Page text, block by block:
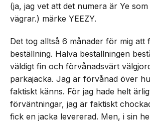
(ja, jag vet att det numera är Ye
vägrar.) märke YEEZY.
Det tog alltså 6 månader för mig att
beställning. Halva beställningen
väldigt fin och förvånadsvärt
parkajacka. Jag är förvånad över
faktiskt känns. För jag hade helt
förväntningar, jag är faktiskt
fick en jacka levererad. Men, i sin